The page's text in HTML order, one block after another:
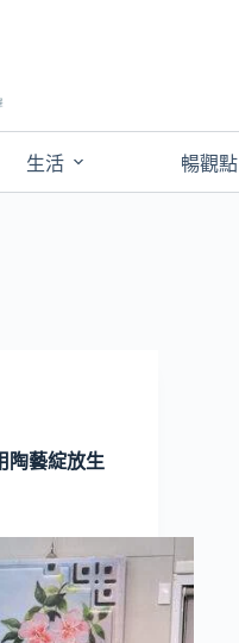
生活 暢觀點
陶藝綻放生